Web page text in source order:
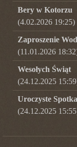
Bery w Kotorzu
(4.02.2026 19:25)
Zaproszenie
(11.01.2026
Wesołych Świąt
(24.12.2025
Uroczyste
(24.12.2025